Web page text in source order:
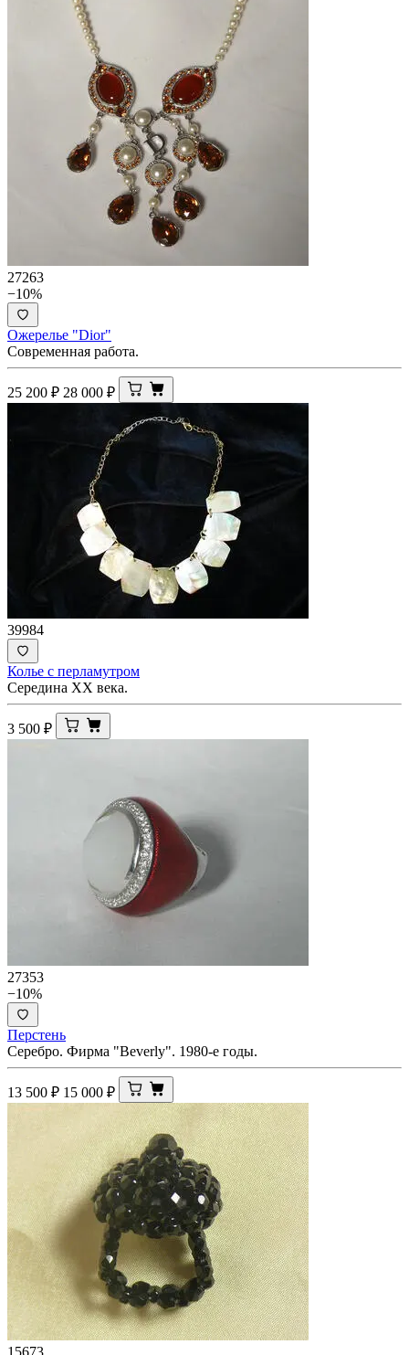
27263
−10%
Ожерелье "Dior"
Современная работа.
25 200 ₽ 28 000 ₽
39984
Колье с перламутром
Середина ХХ века.
3 500 ₽
27353
−10%
Перстень
Серебро. Фирма "Beverly". 1980-е годы.
13 500 ₽ 15 000 ₽
15673